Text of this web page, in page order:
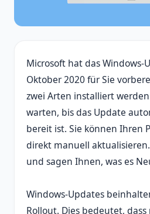
Microsoft hat das Windows-
Oktober 2020 für Sie
zwei Arten installiert
warten, bis das Update
bereit ist. Sie können Ihren
direkt manuell
und sagen Ihnen, was es
Windows-Updates
Rollout. Dies bedeutet,